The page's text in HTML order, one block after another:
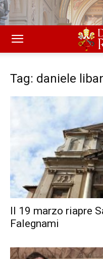
Tag: daniele
Il 19 marzo riapre
Falegnami